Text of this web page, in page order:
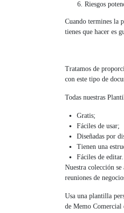
Riesgos
Cuando termines la
tienes que hacer es
Tratamos de
con este tipo de
Todas nuestras
Gratis;
Fáciles de usar;
Diseñadas por
Tienen una
Fáciles de editar.
Nuestra colección
reuniones de
Usa una plantilla
de Memo Comercial